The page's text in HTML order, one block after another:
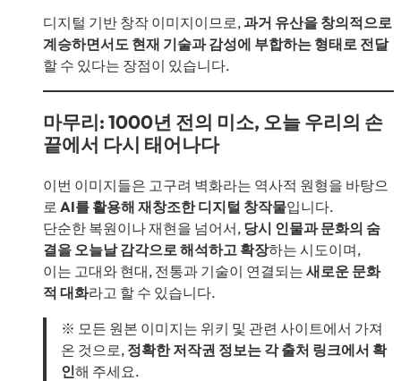
디지털 기반 창작 이미지이므로,과거 유산을 창의적으로
계승하면서도 현재 기술과 감성에 부합하는 형태로 전달
할 수 있다는 장점이 있습니다.
마무리: 1000년 전의 미소, 오늘 우리의 손
끝에서 다시 태어나다
이번 이미지들은 고구려 벽화라는 역사적 원형을 바탕으
로 AI를 활용해 재창조한 디지털 창작물입니다.
단순한 복원이나 재현을 넘어서, 당시 인물과 문화의 숨
결을 오늘날 감각으로 해석하고 확장하는 시도이며,
이는 고대와 현대, 전통과 기술이 연결되는 새로운 문화
적 대화라고 할 수 있습니다.
※ 모든 원본 이미지는 위키 및 관련 사이트에서 가져
온 것으로, 정확한 저작권 정보는 각 출처 링크에서 확
인해 주세요.